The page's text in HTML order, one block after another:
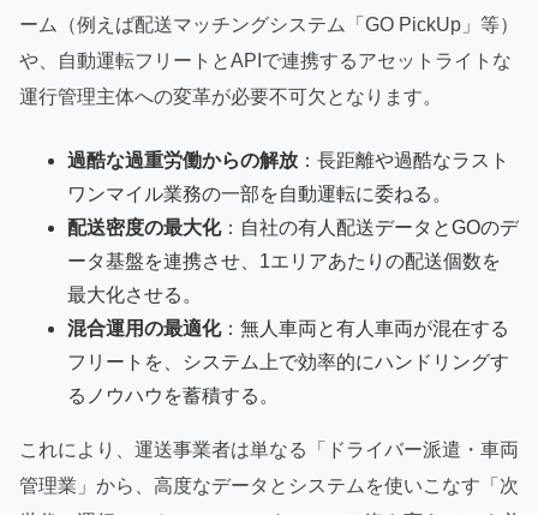
ーム（例えば配送マッチングシステム「GO PickUp」等）
や、自動運転フリートとAPIで連携するアセットライトな
運行管理主体への変革が必要不可欠となります。
過酷な過重労働からの解放 ：長距離や過酷なラスト
ワンマイル業務の一部を自動運転に委ねる。
配送密度の最大化：自社の有人配送データとGOのデ
ータ基盤を連携させ、1エリアあたりの配送個数を
最大化させる。
混合運用の最適化：無人車両と有人車両が混在する
フリートを、システム上で効率的にハンドリングす
るノウハウを蓄積する。
これにより、運送事業者は単なる「ドライバー派遣・車両
管理業」から、高度なデータとシステムを使いこなす「次